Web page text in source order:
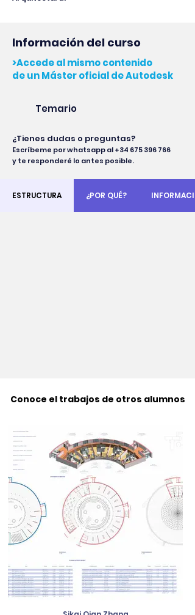
Información del curso
>Accede al mismo contenido
de un Máster oficial de Autodesk
Temario
¿Tienes dudas o preguntas?
Escríbeme por whatsapp al+34 675 396 766
y te responderé lo antes posible.
ESTRUCTURA ¿POR QUÉ?
Conoce el trabajos de otros alumnos